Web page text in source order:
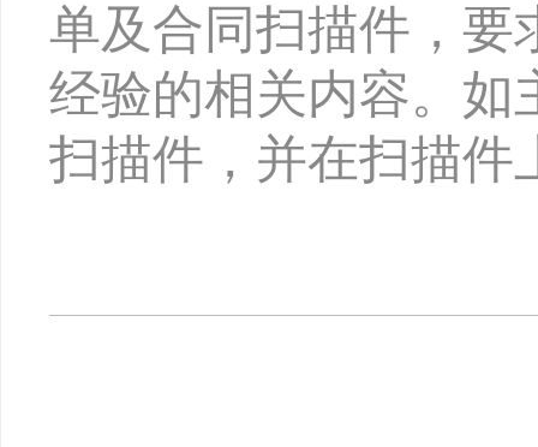
单及合同扫描件，要
经验的相关内容。如
扫描件，并在扫描件